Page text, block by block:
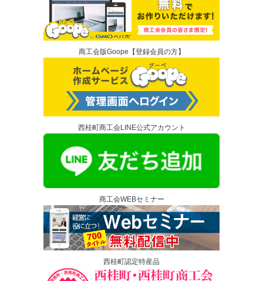
商工会版Goope【登録会員の方】
西桂町商工会LINE公式アカウント
商工会WEBセミナー
西桂町認定特産品